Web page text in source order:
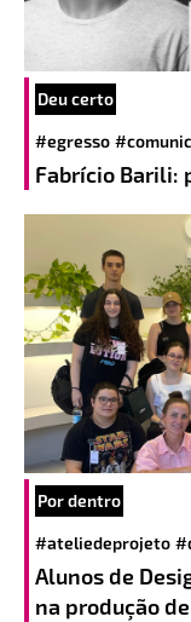
Deu certo
#egresso
Fabrício Barili:
Por dentro
#ateliedeprojeto
Alunos de
na produção